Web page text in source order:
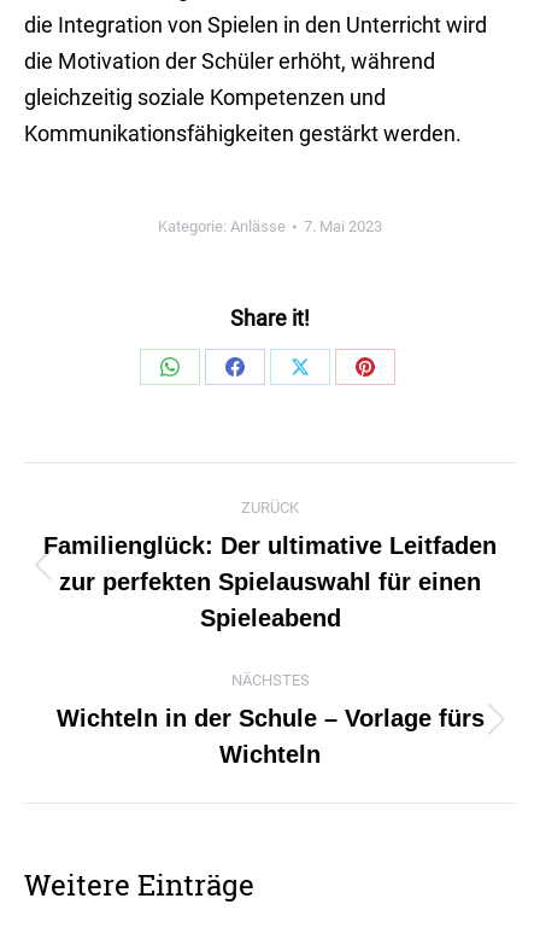
die Integration von Spielen in den Unterricht wird
die Motivation der Schüler erhöht, während
gleichzeitig soziale Kompetenzen und
Kommunikationsfähigkeiten gestärkt werden.
Kategorie: Anlässe 7. Mai 2023
Share it!
Share
Share
Share
Share
Kommentarnavigation
ZURÜCK
Vorheriger
Beitrag:
Familienglück: Der ultimative Leitfaden
zur perfekten Spielauswahl für einen
Spieleabend
NÄCHSTES
Wichteln in der Schule – Vorlage fürs
Wichteln
Weitere Einträge